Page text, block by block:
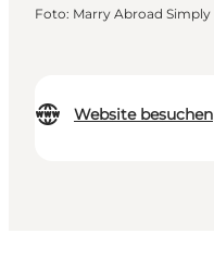
Website besuchen
Foto: Marry Abroad Simply